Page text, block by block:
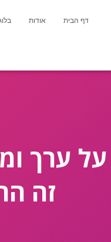
דף הבית אודות
ערך
זה